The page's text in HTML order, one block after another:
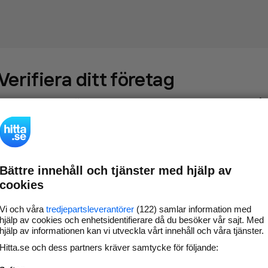
ditt företag
som69 550företag - ta kontroll över din företagssida på
hitta.se och syns bättre mot kunder i ditt närområde. Helt
kostnadsfritt.
Uppdatera din
företagsinformation
Svara på och hantera dina
Gå vidare
Bättre innehåll och tjänster med hjälp av
cookies
Vi och våra tredjepartsleverantörer (122) samlar information med
hjälp av cookies och enhetsidentifierare då du besöker vår sajt. Med
hjälp av informationen kan vi utveckla vårt innehåll och våra tjänster.
Hitta.se och dess partners kräver samtycke för följande: